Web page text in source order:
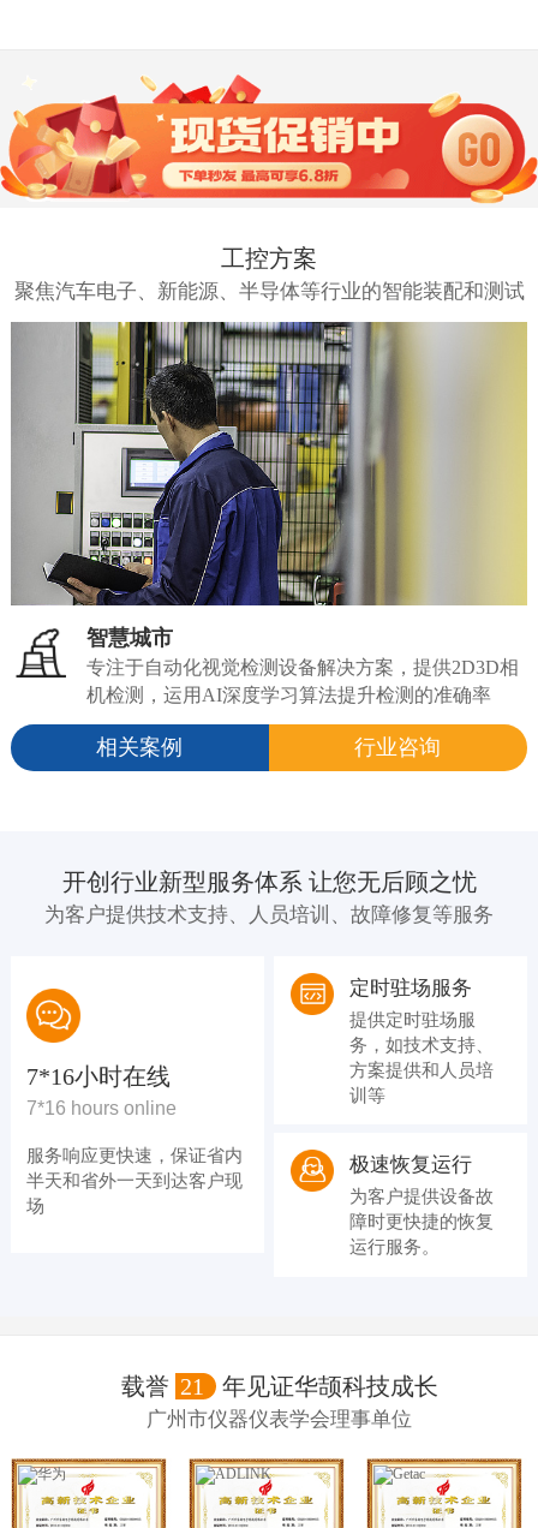
工控方案
聚焦汽车电子、新能源、半导体等行业的智能装配和测试
智慧城市
专注于自动化视觉检测设备解决方案，提供2D3D相
机检测，运用AI深度学习算法提升检测的准确率
相关案例 行业咨询
开创行业新型服务体系 让您无后顾之忧
为客户提供技术支持、人员培训、故障修复等服务
7*16小时在线
7*16 hours online
服务响应更快速，保证省内
半天和省外一天到达客户现
场
定时驻场服务
提供定时驻场服
务，如技术支持、
方案提供和人员培
训等
极速恢复运行
为客户提供设备故
障时更快捷的恢复
运行服务。
载誉 21 年见证华颉科技成长
广州市仪器仪表学会理事单位